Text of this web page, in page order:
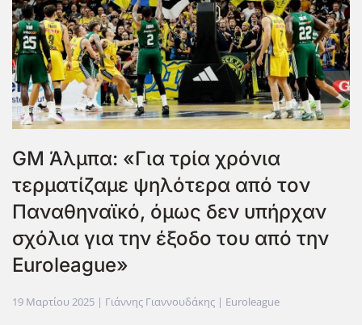
GM Άλμπα: «Για τρία χρόνια
τερματίζαμε ψηλότερα από τον
Παναθηναϊκό, όμως δεν υπήρχαν
σχόλια για την έξοδο του από την
Euroleague»
19 Μαρτίου 2025 | Γιάννης Γιαννουδάκης | Euroleague